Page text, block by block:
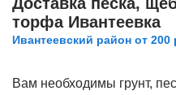
торфа Ивантеевка
Ивантеевский район от 200
Вам необходимы грунт,